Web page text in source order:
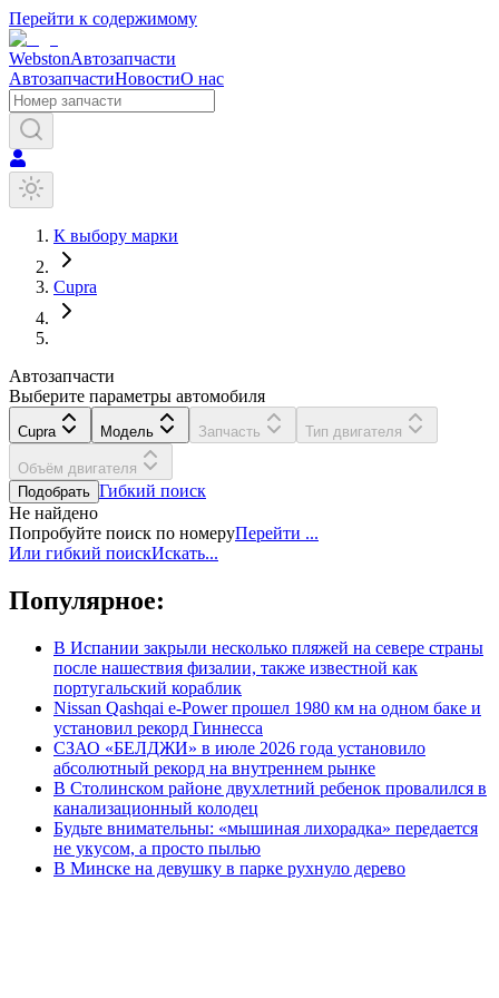
Перейти к содержимому
WebstonАвтозапчасти
АвтозапчастиНовостиО нас
К выбору марки
Cupra
Автозапчасти
Выберите параметры автомобиля
Cupra Модель Запчасть Тип двигателя
Объём двигателя
Подобрать Гибкий поиск
Не найдено
Попробуйте поиск по номеруПерейти ...
Или гибкий поискИскать...
Популярное:
В Испании закрыли несколько пляжей на севере страны
после нашествия физалии, также известной как
португальский кораблик
Nissan Qashqai e-Power прошел 1980 км на одном баке и
установил рекорд Гиннесса
СЗАО «БЕЛДЖИ» в июле 2026 года установило
абсолютный рекорд на внутреннем рынке
В Столинском районе двухлетний ребенок провалился в
канализационный колодец
Будьте внимательны: «мышиная лихорадка» передается
не укусом, а просто пылью
В Минске на девушку в парке рухнуло дерево